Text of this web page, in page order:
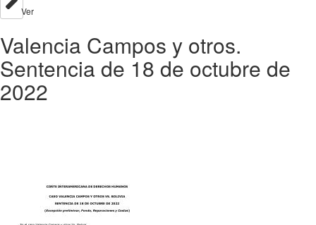
Ver
Valencia Campos y otros.
Sentencia de 18 de octubre de
2022